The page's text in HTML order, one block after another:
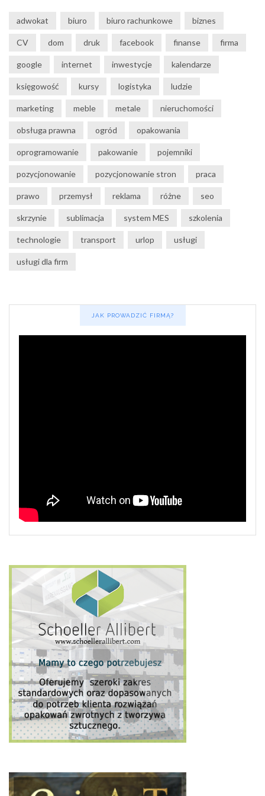
adwokat biuro biuro rachunkowe biznes
CV dom druk facebook finanse firma
google internet inwestycje kalendarze
księgowość kursy logistyka ludzie
marketing meble metale nieruchomości
obsługa prawna ogród opakowania
oprogramowanie pakowanie pojemniki
pozycjonowanie pozycjonowanie stron praca
prawo przemysł reklama różne seo
skrzynie sublimacja system MES szkolenia
technologie transport urlop usługi
usługi dla firm
JAK PROWADZIĆ FIRMĄ?